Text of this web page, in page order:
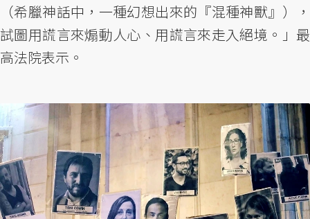
（希臘神話中，一種幻想出來的『混種神獸』），
試圖用謊言來煽動人心、用謊言來走入絕境。」最
高法院表示。